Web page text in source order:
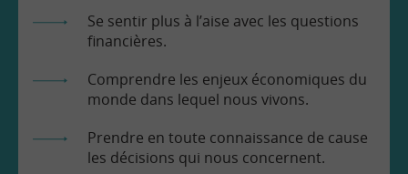
Se sentir plus à l’aise avec les questions
financières.
Comprendre les enjeux économiques du
monde dans lequel nous vivons.
Prendre en toute connaissance de cause
les décisions qui nous concernent.